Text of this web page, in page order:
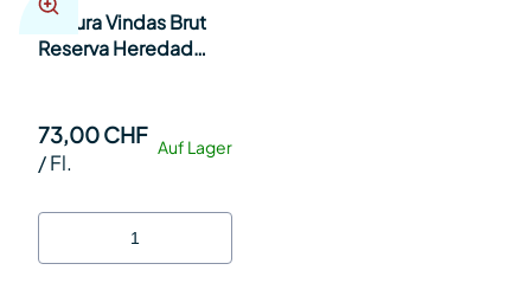
Segura Vindas Brut
Reserva Heredad
Auf Lager
73,00 CHF
/Fl.